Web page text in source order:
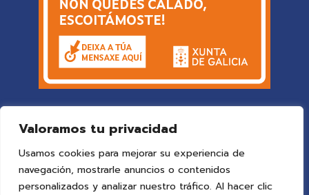
Valoramos tu privacidad
Usamos cookies para mejorar su experiencia de
navegación, mostrarle anuncios o contenidos
personalizados y analizar nuestro tráfico. Al hacer clic